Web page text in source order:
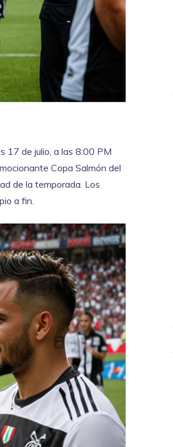
17 de julio, a las 8:00 PM
Copa Salmón del
de la temporada. Los
a fin.